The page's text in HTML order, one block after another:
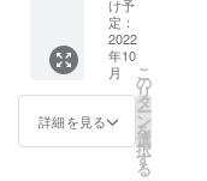
粒が小
さい他
社の猫
砂から
際、粒
の大き
（全国
律）：
990円
⇒合
計：
ん 小粒
3袋：
3360円
（通常
販売価
格：
3960
け予
定：
2022
年10
月
詳細を見る
こ
の
リ
タ
ー
ン
を
選
択
す
る